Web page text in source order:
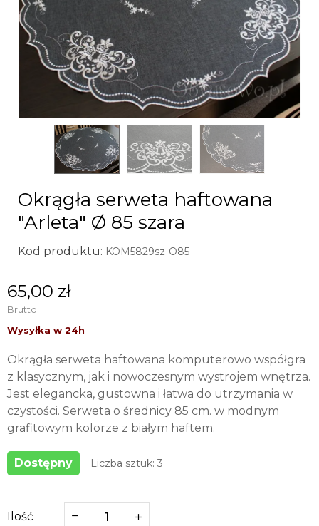
Okrągła serweta haftowana
"Arleta" Ø 85 szara
Kod produktu: KOM5829sz-O85
65,00 zł
Brutto
Okrągła serweta haftowana komputerowo współgra
z klasycznym, jak i nowoczesnym wystrojem wnętrza.
Jest elegancka, gustowna i łatwa do utrzymania w
czystości. Serweta o średnicy 85 cm. w modnym
grafitowym kolorze z białym haftem.
Dostępny Liczba sztuk: 3
Ilość